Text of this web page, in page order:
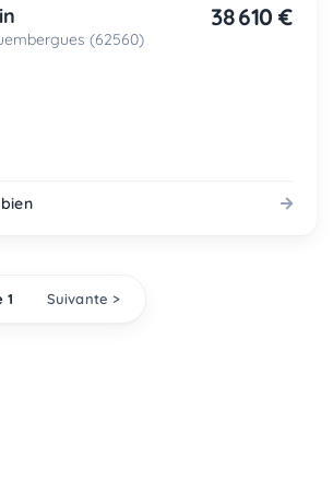
(62560)
38 610 €
1 Suivante >